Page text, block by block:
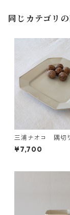
同じカテゴリ
三浦ナオコ 隅切
¥7,700